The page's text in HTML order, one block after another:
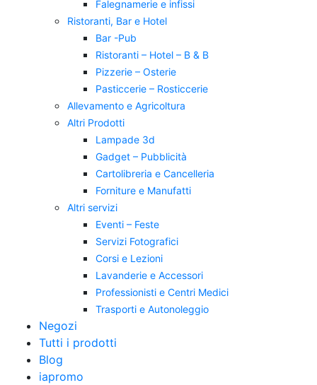
Falegnamerie e infissi
Ristoranti, Bar e Hotel
Bar -Pub
Ristoranti – Hotel – B & B
Pizzerie – Osterie
Pasticcerie – Rosticcerie
Allevamento e Agricoltura
Altri Prodotti
Lampade 3d
Gadget – Pubblicità
Cartolibreria e Cancelleria
Forniture e Manufatti
Altri servizi
Eventi – Feste
Servizi Fotografici
Corsi e Lezioni
Lavanderie e Accessori
Professionisti e Centri Medici
Trasporti e Autonoleggio
Negozi
Tutti i prodotti
Blog
iapromo